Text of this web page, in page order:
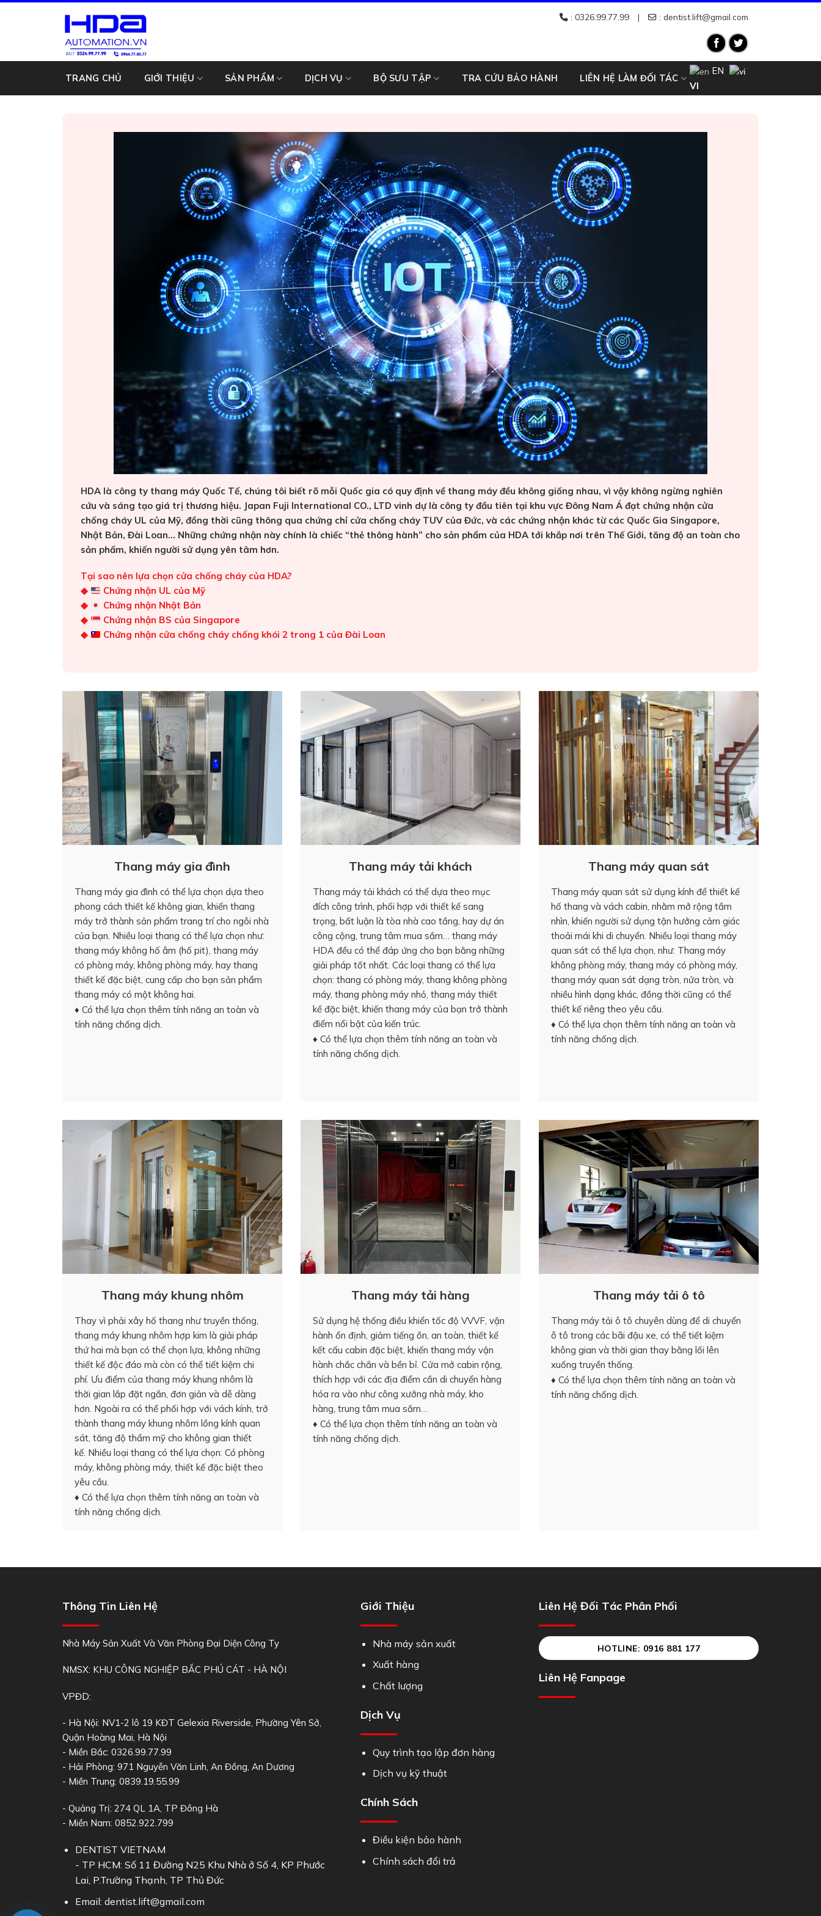
: 0326.99.77.99 : dentist.lift@gmail.com
TRANG CHỦ GIỚI THIỆU SẢN PHẨM DỊCH VỤ BỘ SƯU TẬP TRA CỨU BẢO HÀNH LIÊN HỆ LÀM ĐỐI TÁC
EN
VI
HDA là công ty thang máy Quốc Tế, chúng tôi biết rõ mỗi Quốc gia có quy định về thang máy đều không giống nhau, vì vậy không ngừng nghiên
cứu và sáng tạo giá trị thương hiệu. Japan Fuji International CO., LTD vinh dự là công ty đầu tiên tại khu vực Đông Nam Á đạt chứng nhận cửa
chống cháy UL của Mỹ, đồng thời cũng thông qua chứng chỉ cửa chống cháy TUV của Đức, và các chứng nhận khác từ các Quốc Gia Singapore,
Nhật Bản, Đài Loan… Những chứng nhận này chính là chiếc “thẻ thông hành” cho sản phẩm của HDA tới khắp nơi trên Thế Giới, tăng độ an toàn cho
sản phẩm, khiến người sử dụng yên tâm hơn.
Tại sao nên lựa chọn cửa chống cháy của HDA?
◆
Chứng nhận UL của Mỹ
◆
Chứng nhận Nhật Bản
◆
Chứng nhận BS của Singapore
◆
Chứng nhận cửa chống cháy chống khói 2 trong 1 của Đài Loan
Thang máy gia đình
Thang máy gia đình có thể lựa chọn dựa theo
phong cách thiết kế không gian, khiến thang
máy trở thành sản phẩm trang trí cho ngôi nhà
của bạn. Nhiều loại thang có thể lựa chọn như:
thang máy không hố âm (hố pit), thang máy
có phòng máy, không phòng máy, hay thang
thiết kế đặc biệt, cung cấp cho bạn sản phẩm
thang máy có một không hai.
♦ Có thể lựa chọn thêm tính năng an toàn và
tính năng chống dịch.
Thang máy tải khách
Thang máy tải khách có thể dựa theo mục
đích công trình, phối hợp với thiết kế sang
trọng, bất luận là tòa nhà cao tầng, hay dự án
công cộng, trung tâm mua sắm… thang máy
HDA đều có thể đáp ứng cho bạn bằng những
giải pháp tốt nhất. Các loại thang có thể lựa
chọn: thang có phòng máy, thang không phòng
máy, thang phòng máy nhỏ, thang máy thiết
kế đặc biệt, khiến thang máy của bạn trở thành
điểm nổi bật của kiến trúc.
♦ Có thể lựa chọn thêm tính năng an toàn và
tính năng chống dịch.
Thang máy quan sát
Thang máy quan sát sử dụng kính để thiết kế
hố thang và vách cabin, nhằm mở rộng tầm
nhìn, khiến người sử dụng tận hưởng cảm giác
thoải mái khi di chuyển. Nhiều loại thang máy
quan sát có thể lựa chọn, như: Thang máy
không phòng máy, thang máy có phòng máy,
thang máy quan sát dạng tròn, nửa tròn, và
nhiều hình dạng khác, đồng thời cũng có thể
thiết kế riêng theo yêu cầu.
♦ Có thể lựa chọn thêm tính năng an toàn và
tính năng chống dịch.
Thang máy khung nhôm
Thay vì phải xây hố thang như truyền thống,
thang máy khung nhôm hợp kim là giải pháp
thứ hai mà bạn có thể chọn lựa, không những
thiết kế độc đáo mà còn có thể tiết kiệm chi
phí. Ưu điểm của thang máy khung nhôm là
thời gian lắp đặt ngắn, đơn giản và dễ dàng
hơn. Ngoài ra có thể phối hợp với vách kính, trở
thành thang máy khung nhôm lồng kính quan
sát, tăng độ thẩm mỹ cho không gian thiết
kế. Nhiều loại thang có thể lựa chọn: Có phòng
máy, không phòng máy, thiết kế đặc biệt theo
yêu cầu.
♦ Có thể lựa chọn thêm tính năng an toàn và
tính năng chống dịch.
Thang máy tải hàng
Sử dụng hệ thống điều khiển tốc độ VVVF, vận
hành ổn định, giảm tiếng ồn, an toàn, thiết kế
kết cấu cabin đặc biệt, khiến thang máy vận
hành chắc chắn và bền bỉ. Cửa mở cabin rộng,
thích hợp với các địa điểm cần di chuyển hàng
hóa ra vào như công xưởng nhà máy, kho
hàng, trung tâm mua sắm…
♦ Có thể lựa chọn thêm tính năng an toàn và
tính năng chống dịch.
Thang máy tải ô tô
Thang máy tải ô tô chuyên dùng để di chuyển
ô tô trong các bãi đậu xe, có thể tiết kiệm
không gian và thời gian thay bằng lối lên
xuống truyền thống.
♦ Có thể lựa chọn thêm tính năng an toàn và
tính năng chống dịch.
Thông Tin Liên Hệ
Nhà Máy Sản Xuất Và Văn Phòng Đại Diện Công Ty
NMSX: KHU CÔNG NGHIỆP BẮC PHÚ CÁT - HÀ NỘI
VPĐD:
- Hà Nội: NV1-2 lô 19 KĐT Gelexia Riverside, Phường Yên Sở,
Quận Hoàng Mai, Hà Nội
- Miền Bắc: 0326.99.77.99
- Hải Phòng: 971 Nguyễn Văn Linh, An Đồng, An Dương
- Miền Trung: 0839.19.55.99
- Quảng Trị: 274 QL 1A, TP Đông Hà
- Miền Nam: 0852.922.799
DENTIST VIETNAM
- TP HCM: Số 11 Đường N25 Khu Nhà ở Số 4, KP Phước
Lai, P.Trường Thạnh, TP Thủ Đức
Email: dentist.lift@gmail.com
Giới Thiệu
Nhà máy sản xuất
Xuất hàng
Chất lượng
Dịch Vụ
Quy trình tạo lập đơn hàng
Dịch vụ kỹ thuật
Chính Sách
Điều kiện bảo hành
Chính sách đổi trả
Liên Hệ Đối Tác Phân Phối
HOTLINE: 0916 881 177
Liên Hệ Fanpage